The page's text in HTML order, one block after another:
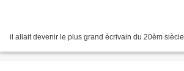
il allait devenir le plus grand écrivain du 20èm siècle